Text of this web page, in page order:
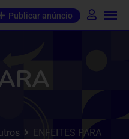
Publicar anúncio
ENFEITES PARA